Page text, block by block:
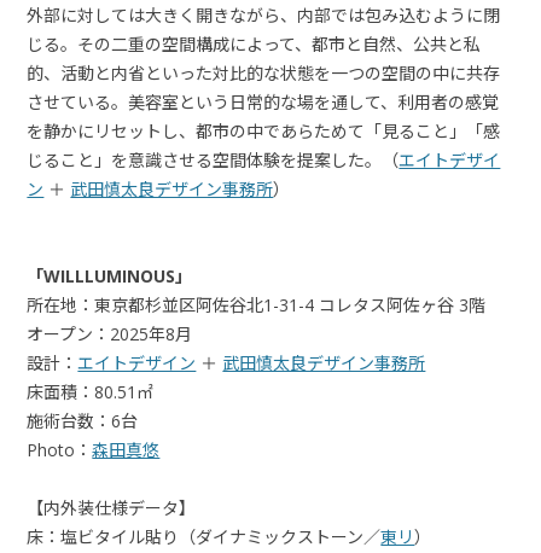
外部に対しては大きく開きながら、内部では包み込むように閉
じる。その二重の空間構成によって、都市と自然、公共と私
的、活動と内省といった対比的な状態を一つの空間の中に共存
させている。美容室という日常的な場を通して、利用者の感覚
を静かにリセットし、都市の中であらためて「見ること」「感
じること」を意識させる空間体験を提案した。（エイトデザイ
ン ＋ 武田慎太良デザイン事務所）
「WILLLUMINOUS」
所在地：東京都杉並区阿佐谷北1-31-4 コレタス阿佐ヶ谷 3階
オープン：2025年8月
設計：エイトデザイン ＋ 武田慎太良デザイン事務所
床面積：80.51㎡
施術台数：6台
Photo：森田真悠
【内外装仕様データ】
床：塩ビタイル貼り（ダイナミックストーン／東リ）